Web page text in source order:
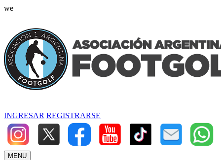
we
INGRESAR REGISTRARSE
MENU